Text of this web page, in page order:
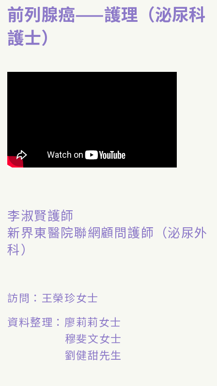
前列腺癌——護理（泌尿科
護士）
李淑賢護師
新界東醫院聯網顧問護師（泌尿外
科）
訪問：王榮珍女士
資料整理：廖莉莉女士
穆斐文女士
劉健甜先生